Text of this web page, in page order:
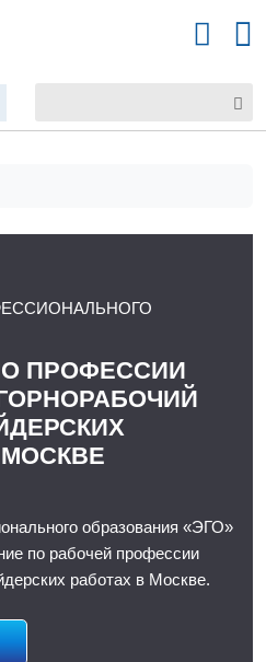
ПРОФЕССИИ
образования «ЭГО»
по рабочей профессии
работах в Москве.